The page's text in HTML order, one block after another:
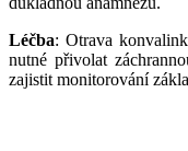
Léčba: Otrava
nutné přivolat
zajistit monitorování